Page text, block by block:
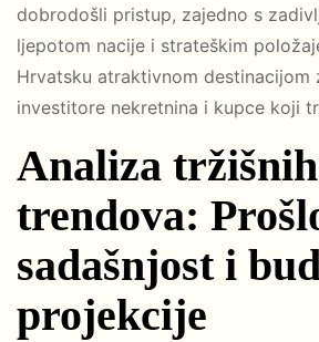
dobrodošli pristup, zajedno s
ljepotom nacije i strateškim
Hrvatsku atraktivnom destinacijom
investitore nekretnina i kupce koji
Analiza tržišnih
trendova:
sadašnjost i
projekcije